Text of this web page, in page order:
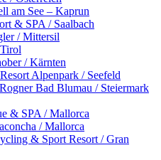
am See – Kaprun
& SPA / Saalbach
/ Mittersil
/ Kärnten
Alpenpark / Seefeld
Bad Blumau / Steiermark
& SPA / Mallorca
/ Mallorca
& Sport Resort / Gran